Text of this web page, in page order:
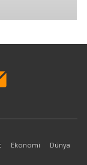
Ekonomi Dünya